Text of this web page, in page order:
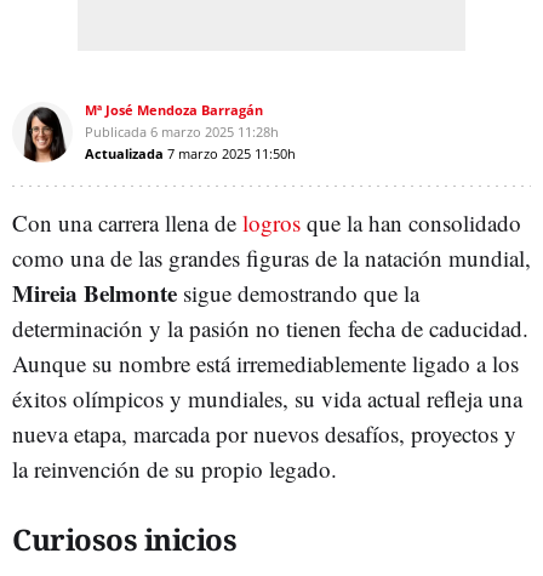
Mª José Mendoza Barragán
Publicada 6 marzo 2025 11:28h
Actualizada 7 marzo 2025 11:50h
Con una carrera llena de logros que la han consolidado
como una de las grandes figuras de la natación mundial,
Mireia Belmonte sigue demostrando que la
determinación y la pasión no tienen fecha de caducidad.
Aunque su nombre está irremediablemente ligado a los
éxitos olímpicos y mundiales, su vida actual refleja una
nueva etapa, marcada por nuevos desafíos, proyectos y
la reinvención de su propio legado.
Curiosos inicios